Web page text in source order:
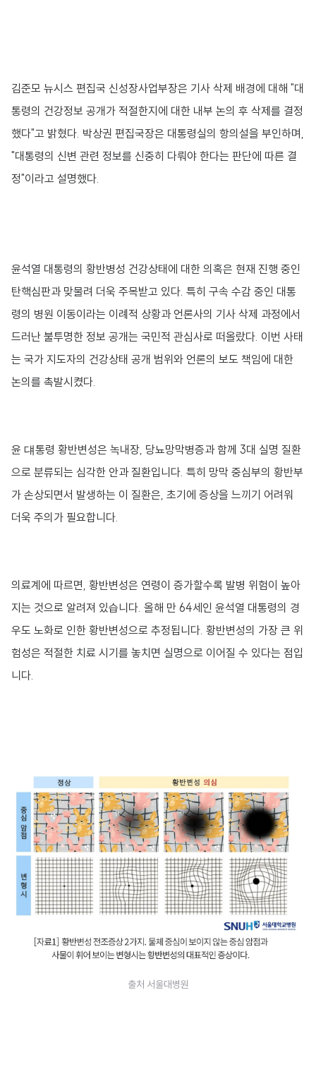
김준모 뉴시스 편집국 신성장사업부장은 기사 삭제 배경에 대해 "대
통령의 건강정보 공개가 적절한지에 대한 내부 논의 후 삭제를 결정
했다"고 밝혔다. 박상권 편집국장은 대통령실의 항의설을 부인하며,
"대통령의 신변 관련 정보를 신중히 다뤄야 한다는 판단에 따른 결
정"이라고 설명했다.
윤석열 대통령의 황반병성 건강상태에 대한 의혹은 현재 진행 중인
탄핵심판과 맞물려 더욱 주목받고 있다. 특히 구속 수감 중인 대통
령의 병원 이동이라는 이례적 상황과 언론사의 기사 삭제 과정에서
드러난 불투명한 정보 공개는 국민적 관심사로 떠올랐다. 이번 사태
는 국가 지도자의 건강상태 공개 범위와 언론의 보도 책임에 대한
논의를 촉발시켰다.
윤 댸통령 황반변성은 녹내장, 당뇨망막병증과 함께 3대 실명 질환
으로 분류되는 심각한 안과 질환입니다. 특히 망막 중심부의 황반부
가 손상되면서 발생하는 이 질환은, 초기에 증상을 느끼기 어려워
더욱 주의가 필요합니다.
의료계에 따르면, 황반변성은 연령이 증가할수록 발병 위험이 높아
지는 것으로 알려져 있습니다. 올해 만 64세인 윤석열 대통령의 경
우도 노화로 인한 황반변성으로 추정됩니다. 황반변성의 가장 큰 위
험성은 적절한 치료 시기를 놓치면 실명으로 이어질 수 있다는 점입
니다.
출처 서울대병원